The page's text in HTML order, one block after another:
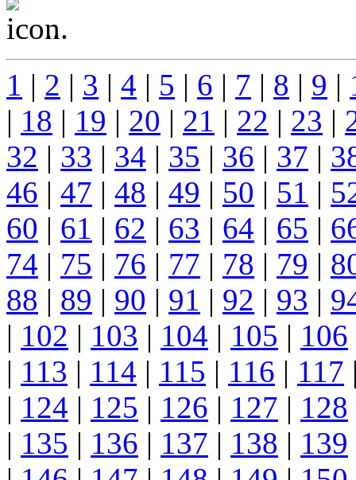
...
1 | 2 | 3 | 4 | 5 | 6 | 7 | 8 | 9 |
| 18 | 19 | 20 | 21 | 22 | 23 |
32 | 33 | 34 | 35 | 36 | 37 |
46 | 47 | 48 | 49 | 50 | 51 |
60 | 61 | 62 | 63 | 64 | 65 |
74 | 75 | 76 | 77 | 78 | 79 |
88 | 89 | 90 | 91 | 92 | 93 |
| 102 | 103 | 104 | 105 | 106
| 113 | 114 | 115 | 116 | 117
| 124 | 125 | 126 | 127 | 128
| 135 | 136 | 137 | 138 | 139